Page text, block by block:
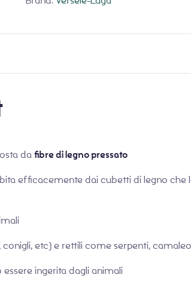
dafibre di legno pressato
efficacemente dai cubetti di legno
etc) e rettili come serpenti,
ingerita dagli animali